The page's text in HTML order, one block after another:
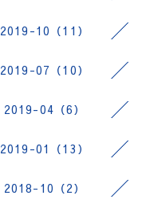
2019-10（11）
2019-07（10）
2019-04（6）
2019-01（13）
2018-10（2）